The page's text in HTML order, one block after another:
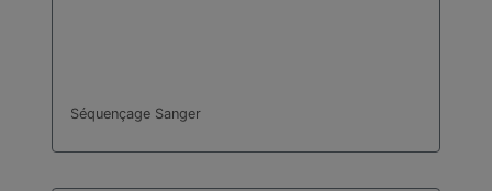
Séquençage Sanger